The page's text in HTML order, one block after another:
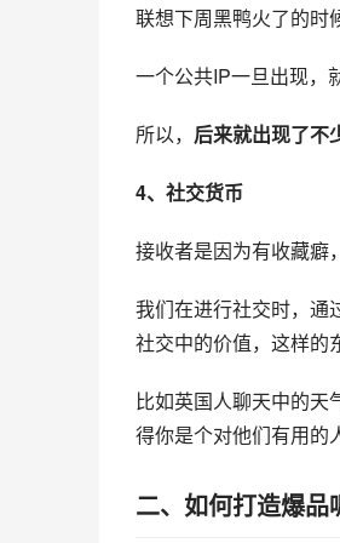
联想下周黑鸭火了的时
一个公共IP一旦出现，
所以， 后来就出现了不
4、社交货币
接收者是因为有收藏癖，
我们在进行社交时，通
社交中的价值，这样的
比如英国人聊天中的
得你是个对他们有用的
二、如何打造爆品